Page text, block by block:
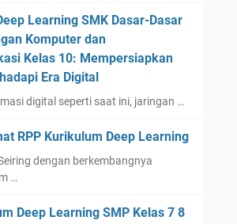
Learning SMK Dasar-Dasar
Komputer dan
Kelas 10: Mempersiapkan
Era Digital
digital seperti saat ini, jaringan …
RPP Kurikulum Deep Learning
dengan berkembangnya
…
Deep Learning SMP Kelas 7 8